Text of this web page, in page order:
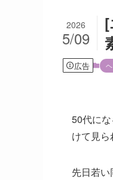
[
2026
5/09
広告
50代に
けて見ら
先日若